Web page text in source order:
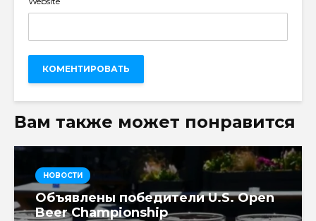
Вам также может понравится
НОВОСТИ
Объявлены победители U.S. Open
Beer Championship